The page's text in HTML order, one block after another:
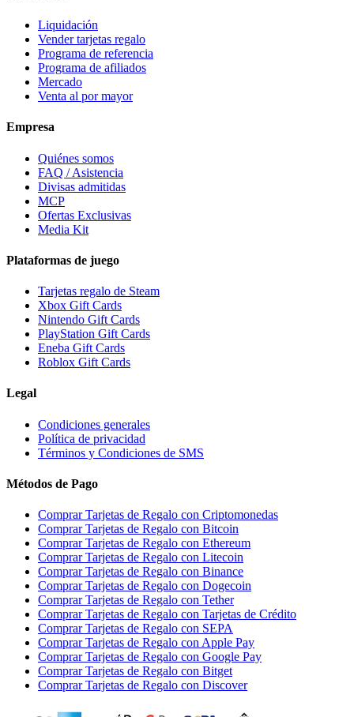
Liquidación
Vender tarjetas regalo
Programa de referencia
Programa de afiliados
Mercado
Venta al por mayor
Empresa
Quiénes somos
FAQ / Asistencia
Divisas admitidas
MCP
Ofertas Exclusivas
Media Kit
Plataformas de juego
Tarjetas regalo de Steam
Xbox Gift Cards
Nintendo Gift Cards
PlayStation Gift Cards
Eneba Gift Cards
Roblox Gift Cards
Legal
Condiciones generales
Política de privacidad
Términos y Condiciones de SMS
Métodos de Pago
Comprar Tarjetas de Regalo con Criptomonedas
Comprar Tarjetas de Regalo con Bitcoin
Comprar Tarjetas de Regalo con Ethereum
Comprar Tarjetas de Regalo con Litecoin
Comprar Tarjetas de Regalo con Binance
Comprar Tarjetas de Regalo con Dogecoin
Comprar Tarjetas de Regalo con Tether
Comprar Tarjetas de Regalo con Tarjetas de Crédito
Comprar Tarjetas de Regalo con SEPA
Comprar Tarjetas de Regalo con Apple Pay
Comprar Tarjetas de Regalo con Google Pay
Comprar Tarjetas de Regalo con Bitget
Comprar Tarjetas de Regalo con Discover